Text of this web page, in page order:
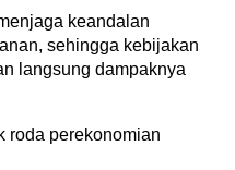
keandalan
sehingga kebijakan
langsung dampaknya
roda perekonomian